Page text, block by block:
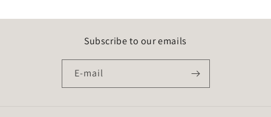
Subscribe to our emails
E-mail